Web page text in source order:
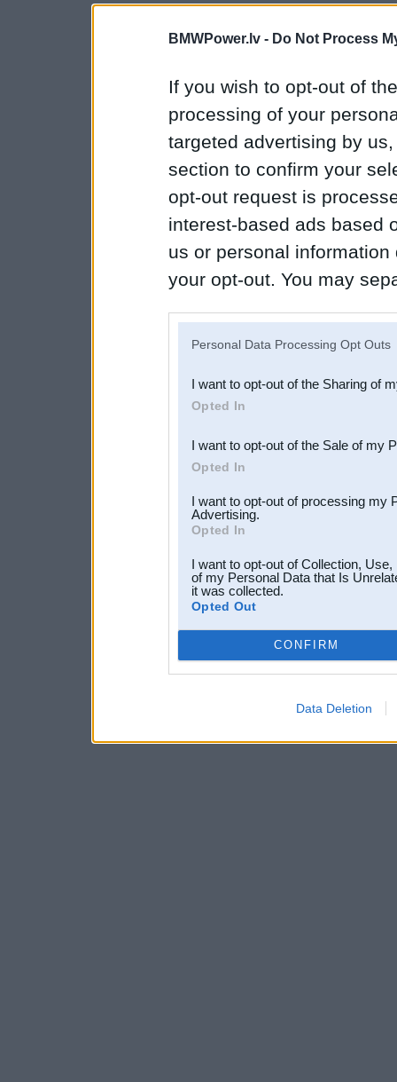
BMWPower.lv - Do Not Process
If you wish to opt-out of
processing of your
targeted advertising by
section to confirm your
opt-out request is
interest-based ads based
us or personal
your opt-out. You may
Downstream Participants
third parties.
Personal Data Processing Opt Outs
I want to opt-out of the Sharing of
Opted In
I want to opt-out of the Sale of my
Opted In
I want to opt-out of processing my
Advertising.
Opted In
I want to opt-out of Collection,
of my Personal Data that Is
it was collected.
Opted Out
CONFIRM
Data Deletion